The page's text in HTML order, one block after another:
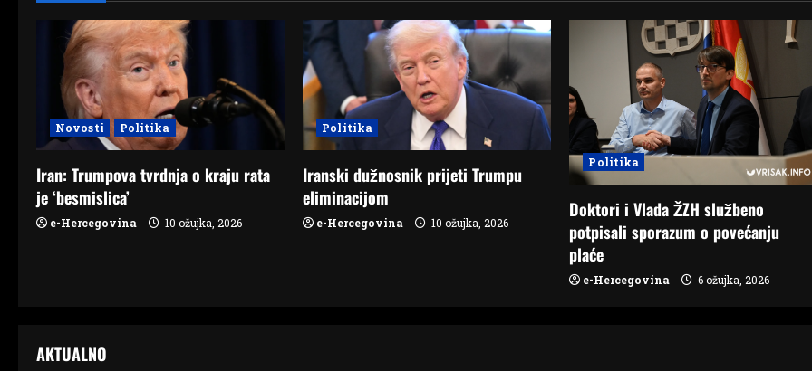
g
a
t
n
Novosti Politika
Iran: Trumpova tvrdnja o kraju rata
je ‘besmislica’
e-Hercegovina 10 ožujka, 2026
Politika
Iranski dužnosnik prijeti Trumpu
eliminacijom
e-Hercegovina 10 ožujka, 2026
Politika
Doktori i Vlada ŽZH službeno
potpisali sporazum o povećanju
plaće
e-Hercegovina 6 ožujka, 2026
AKTUALNO